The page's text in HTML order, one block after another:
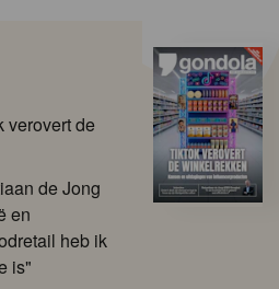
verovert de
de Jong
en
heb ik
is"